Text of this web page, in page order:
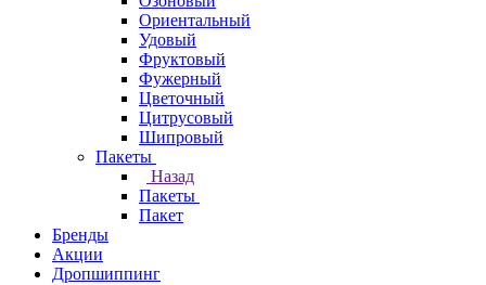
Ориентальный
Удовый
Фруктовый
Фужерный
Цветочный
Цитрусовый
Шипровый
Пакеты
Назад
Пакеты
Пакет
Бренды
Акции
Дропшиппинг